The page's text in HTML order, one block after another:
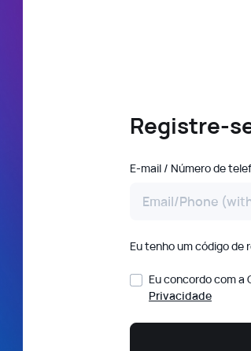
Registre-
E-mail / Número de
Eu tenho um código de
Eu concordo com a
Privacidade